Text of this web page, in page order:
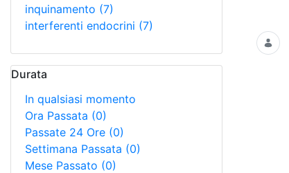
inquinamento (7)
interferenti endocrini (7)
Durata
In qualsiasi momento
Ora Passata (0)
Passate 24 Ore (0)
Settimana Passata (0)
Mese Passato (0)